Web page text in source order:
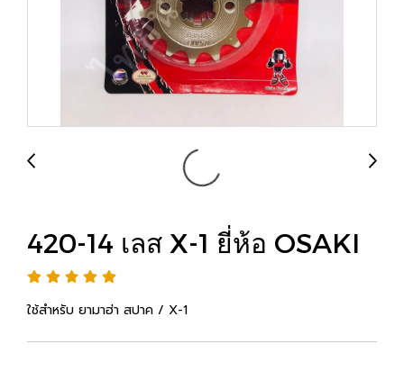
420-14 เลส X-1 ยี่ห้อ OSAKI
ใช้สำหรับ ยามาฮ่า สปาค / X-1